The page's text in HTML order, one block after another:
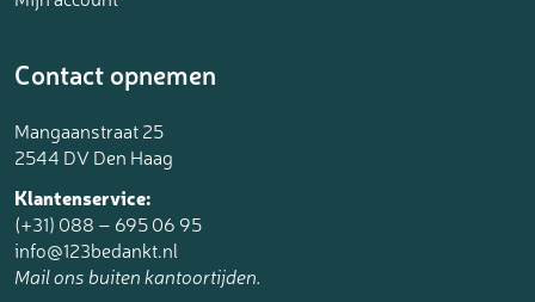
Contact opnemen
Mangaanstraat 25
2544 DV Den Haag
Klantenservice:
(+31) 088 – 695 06 95
info@123bedankt.nl
Mail ons buiten kantoortijden.